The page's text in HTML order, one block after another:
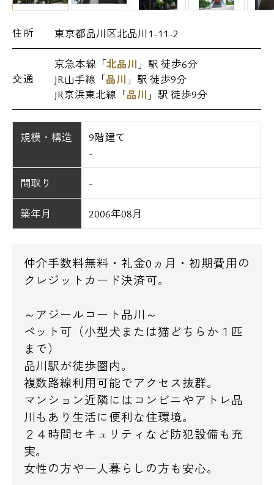
住所 東京都品川区北品川1-11-2
交通
京急本線「北品川 」駅 徒歩6分
JR山手線「品川 」駅 徒歩9分
JR京浜東北線「品川 」駅 徒歩9分
規模・構造
9階建て
-
間取り -
築年月 2006年08月
仲介手数料無料・礼金0ヵ月・初期費用の
クレジットカード決済可。
～アジールコート品川～
ペット可（小型犬または猫どちらか１匹
まで）
品川駅が徒歩圏内。
複数路線利用可能でアクセス抜群。
マンション近隣にはコンビニやアトレ品
川もあり生活に便利な住環境。
２４時間セキュリティなど防犯設備も充
実。
女性の方や一人暮らしの方も安心。